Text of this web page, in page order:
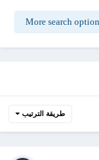
طريقة الترتيب